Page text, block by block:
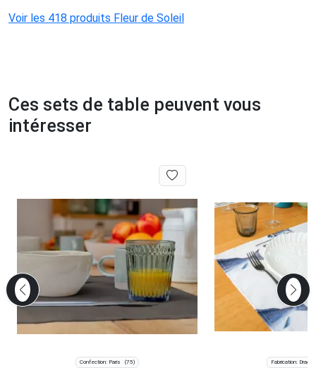
Voir les 418 produits Fleur de Soleil
Ces sets de table peuvent vous
intéresser
Confection: Paris (75) Fabrication: